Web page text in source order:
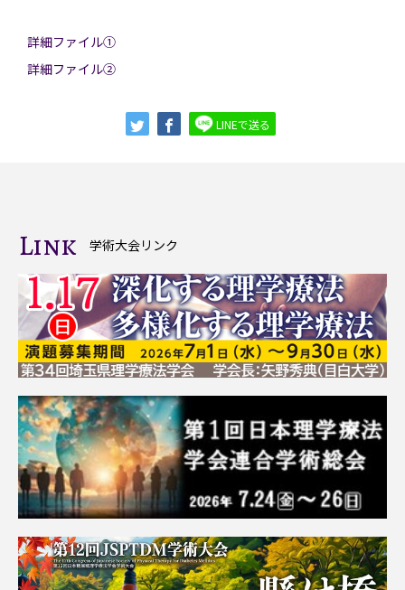
詳細ファイル①
詳細ファイル②
LINEで送る
Link 学術大会リンク